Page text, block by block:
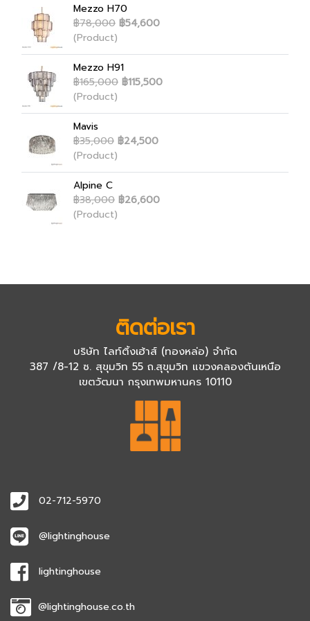
Mezzo H70
฿78,000 ฿54,600
(Product)
Mezzo H91
฿165,000 ฿115,500
(Product)
Mavis
฿35,000 ฿24,500
(Product)
Alpine C
฿38,000 ฿26,600
(Product)
ติดต่อเรา
บริษัท ไลท์ติ้งเฮ้าส์ (ทองหล่อ) จำกัด
387 /8-12 ซ. สุขุมวิท 55 ถ.สุขุมวิท แขวงคลองตันเหนือ
เขตวัฒนา กรุงเทพมหานคร 10110
02-712-5970
@lightinghouse
lightinghouse
@lightinghouse.co.th